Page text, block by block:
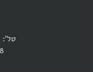
טל': 077-997-9323